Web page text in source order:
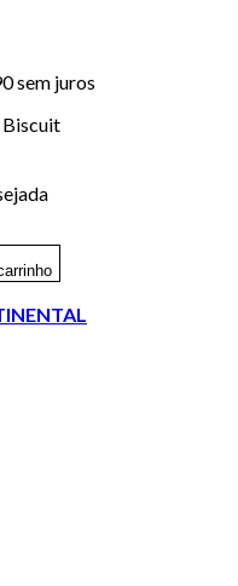
sem juros
Biscuit